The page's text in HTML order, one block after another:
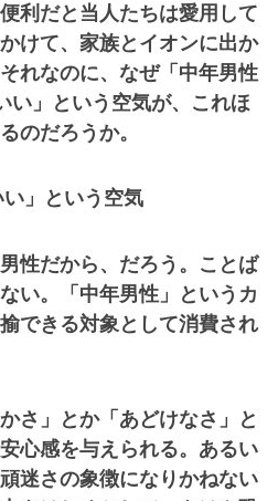
利だと当人たちは愛用して
けて、家族とイオンに出か
れなのに、なぜ「中年男性
い」という空気が、これほ
のだろうか。
」という空気
性だから、だろう。ことば
い。「中年男性」というカ
できる対象として消費され
さ」とか「あどけなさ」と
心感を与えられる。あるい
迷さの象徴になりかねない